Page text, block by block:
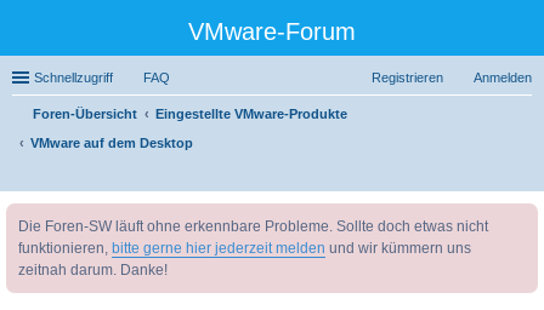
VMware-Forum
Schnellzugriff FAQ Anmelden
Registrieren
Foren-Übersicht
Eingestellte VMware-Produkte
VMware auf dem Desktop
uc
Die Foren-SW läuft ohne erkennbare Probleme. Sollte doch etwas nicht
funktionieren, bitte gerne hier jederzeit melden und wir kümmern uns
zeitnah darum. Danke!